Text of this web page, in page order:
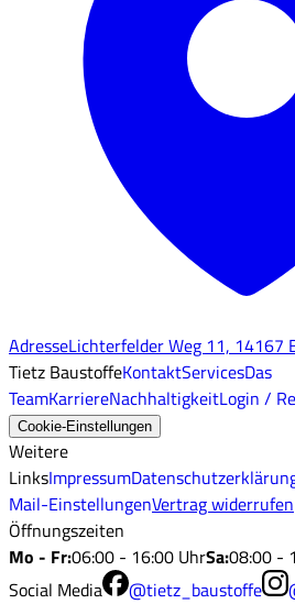
AdresseLichterfelder Weg 11, 14167
Tietz BaustoffeKontaktServicesDas
TeamKarriereNachhaltigkeitLogin /
Cookie-Einstellungen
Weitere
LinksImpressum
Mail-EinstellungenVertrag widerrufen
Öffnungszeiten
Mo - Fr:06:00 - 16:00 UhrSa:08:00 -
Social Media
@tietz_baustoffe